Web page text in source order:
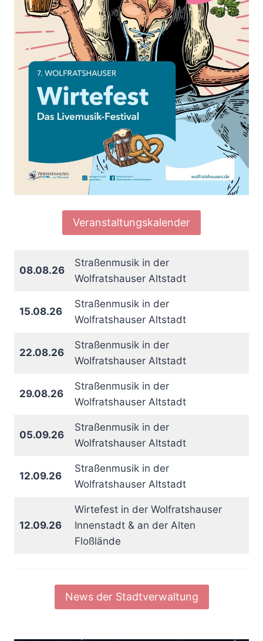
Veranstaltungskalender
08.08.26
Straßenmusik in der
Wolfratshauser Altstadt
15.08.26
Straßenmusik in der
Wolfratshauser Altstadt
22.08.26
Straßenmusik in der
Wolfratshauser Altstadt
29.08.26
Straßenmusik in der
Wolfratshauser Altstadt
05.09.26
Straßenmusik in der
Wolfratshauser Altstadt
12.09.26
Straßenmusik in der
Wolfratshauser Altstadt
12.09.26
Wirtefest in der Wolfratshauser
Innenstadt & an der Alten
Floßlände
News der Stadtverwaltung